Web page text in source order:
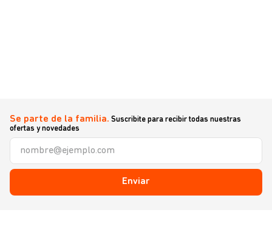
Se parte de la familia. Suscribite para recibir todas nuestras
ofertas y novedades
Enviar